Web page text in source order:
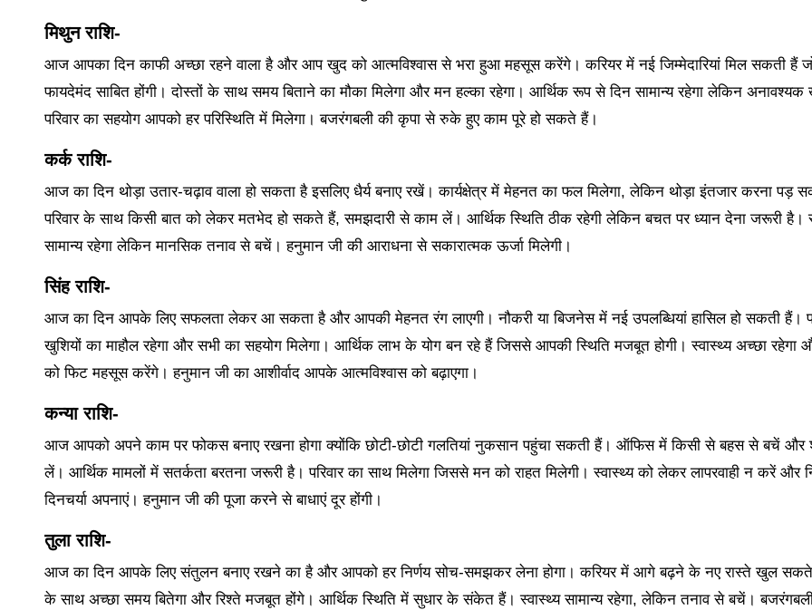
मिथुन राशि-
आज आपका दिन काफी अच्छा रहने वाला है और आप खुद को आत्मविश्वास से भरा हुआ महसूस करेंगे। करियर में नई जिम्मेदारियां मिल सकती हैं
फायदेमंद साबित होंगी। दोस्तों के साथ समय बिताने का मौका मिलेगा और मन हल्का रहेगा। आर्थिक रूप से दिन सामान्य रहेगा लेकिन
परिवार का सहयोग आपको हर परिस्थिति में मिलेगा। बजरंगबली की कृपा से रुके हुए काम पूरे हो सकते हैं।
कर्क राशि-
आज का दिन थोड़ा उतार-चढ़ाव वाला हो सकता है इसलिए धैर्य बनाए रखें। कार्यक्षेत्र में मेहनत का फल मिलेगा, लेकिन थोड़ा इंतजार करना पड़
परिवार के साथ किसी बात को लेकर मतभेद हो सकते हैं, समझदारी से काम लें। आर्थिक स्थिति ठीक रहेगी लेकिन बचत पर ध्यान देना जरूरी है।
सामान्य रहेगा लेकिन मानसिक तनाव से बचें। हनुमान जी की आराधना से सकारात्मक ऊर्जा मिलेगी।
सिंह राशि-
आज का दिन आपके लिए सफलता लेकर आ सकता है और आपकी मेहनत रंग लाएगी। नौकरी या बिजनेस में नई उपलब्धियां हासिल हो सकती हैं।
खुशियों का माहौल रहेगा और सभी का सहयोग मिलेगा। आर्थिक लाभ के योग बन रहे हैं जिससे आपकी स्थिति मजबूत होगी। स्वास्थ्य अच्छा
को फिट महसूस करेंगे। हनुमान जी का आशीर्वाद आपके आत्मविश्वास को बढ़ाएगा।
कन्या राशि-
आज आपको अपने काम पर फोकस बनाए रखना होगा क्योंकि छोटी-छोटी गलतियां नुकसान पहुंचा सकती हैं। ऑफिस में किसी से बहस से बचें और
लें। आर्थिक मामलों में सतर्कता बरतना जरूरी है। परिवार का साथ मिलेगा जिससे मन को राहत मिलेगी। स्वास्थ्य को लेकर लापरवाही न करें और
दिनचर्या अपनाएं। हनुमान जी की पूजा करने से बाधाएं दूर होंगी।
तुला राशि-
आज का दिन आपके लिए संतुलन बनाए रखने का है और आपको हर निर्णय सोच-समझकर लेना होगा। करियर में आगे बढ़ने के नए रास्ते खुल सकते
के साथ अच्छा समय बितेगा और रिश्ते मजबूत होंगे। आर्थिक स्थिति में सुधार के संकेत हैं। स्वास्थ्य सामान्य रहेगा, लेकिन तनाव से बचें।